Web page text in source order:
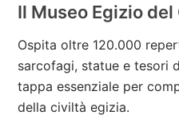
Il Museo Egizio del
Ospita oltre 120.000
sarcofagi, statue e tesori
tappa essenziale per
della civiltà egizia.